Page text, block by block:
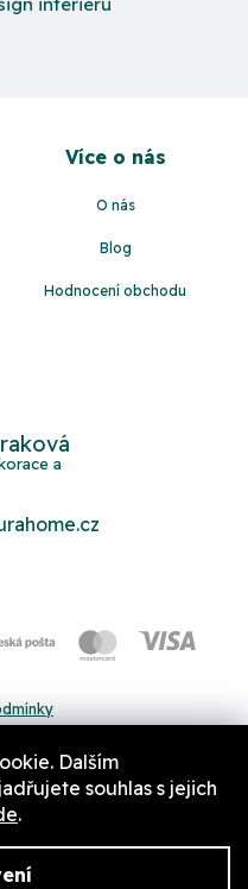
Dalším
souhlas s jejich
.
interiéru
Více o nás
O nás
Blog
Hodnocení obchodu
cookies